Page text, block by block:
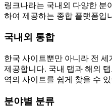
링크나라는 국내외 다양한 분
하여 제공하는 종합 플랫폼입
국내외 통합
한국 사이트뿐만 아니라 전 세
제공합니다. 국내 탭과 해외
역의 사이트를 쉽게 찾을 수
분야별 분류